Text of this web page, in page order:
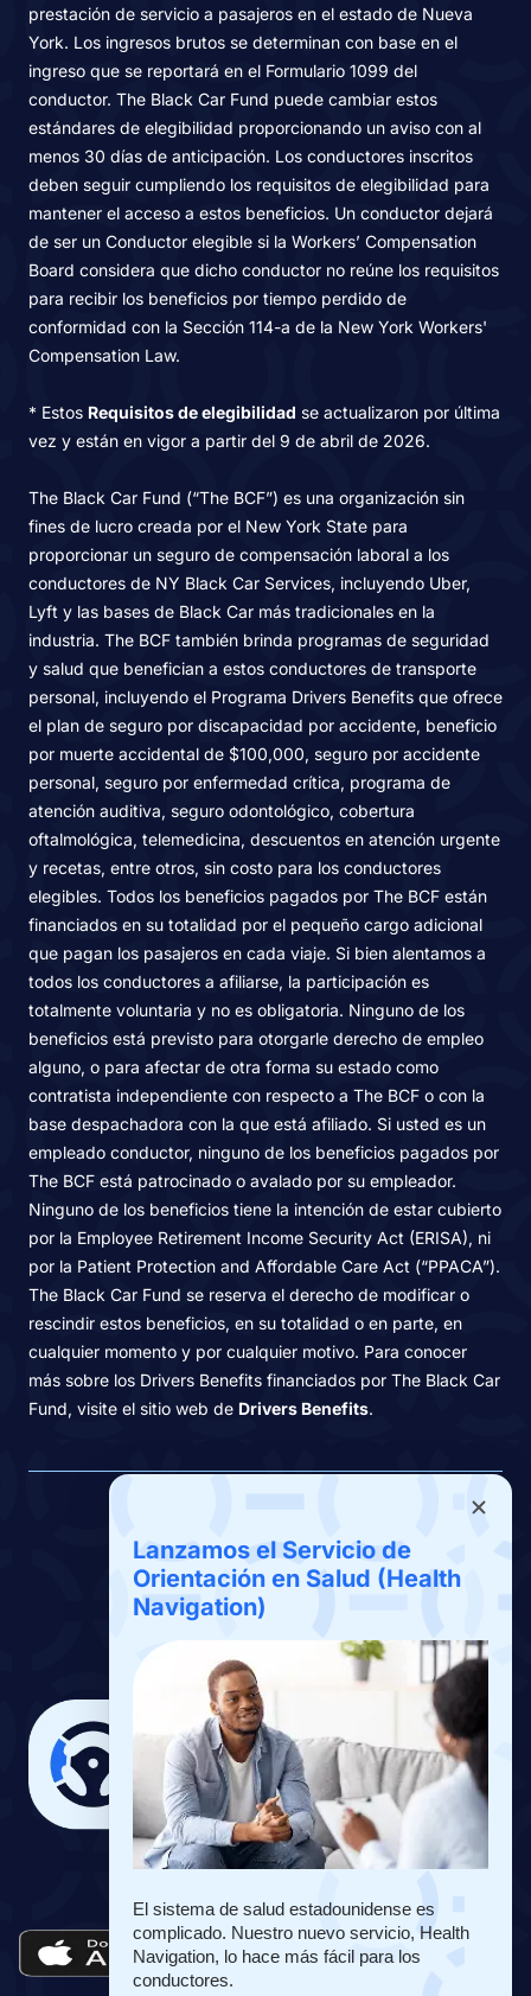
prestación de servicio a pasajeros en el estado de Nueva
York. Los ingresos brutos se determinan con base en el
ingreso que se reportará en el Formulario 1099 del
conductor. The Black Car Fund puede cambiar estos
estándares de elegibilidad proporcionando un aviso con al
menos 30 días de anticipación. Los conductores inscritos
deben seguir cumpliendo los requisitos de elegibilidad para
mantener el acceso a estos beneficios. Un conductor dejará
de ser un Conductor elegible si la Workers’ Compensation
Board considera que dicho conductor no reúne los requisitos
para recibir los beneficios por tiempo perdido de
conformidad con la Sección 114-a de la New York Workers'
Compensation Law.
* Estos Requisitos de elegibilidad se actualizaron por última
vez y están en vigor a partir del 9 de abril de 2026.
The Black Car Fund (“The BCF”) es una organización sin
fines de lucro creada por el New York State para
proporcionar un seguro de compensación laboral a los
conductores de NY Black Car Services, incluyendo Uber,
Lyft y las bases de Black Car más tradicionales en la
industria. The BCF también brinda programas de seguridad
y salud que benefician a estos conductores de transporte
personal, incluyendo el Programa Drivers Benefits que ofrece
el plan de seguro por discapacidad por accidente, beneficio
por muerte accidental de $100,000, seguro por accidente
personal, seguro por enfermedad crítica, programa de
atención auditiva, seguro odontológico, cobertura
oftalmológica, telemedicina, descuentos en atención urgente
y recetas, entre otros, sin costo para los conductores
elegibles. Todos los beneficios pagados por The BCF están
financiados en su totalidad por el pequeño cargo adicional
que pagan los pasajeros en cada viaje. Si bien alentamos a
todos los conductores a afiliarse, la participación es
totalmente voluntaria y no es obligatoria. Ninguno de los
beneficios está previsto para otorgarle derecho de empleo
alguno, o para afectar de otra forma su estado como
contratista independiente con respecto a The BCF o con la
base despachadora con la que está afiliado. Si usted es un
empleado conductor, ninguno de los beneficios pagados por
The BCF está patrocinado o avalado por su empleador.
Ninguno de los beneficios tiene la intención de estar cubierto
por la Employee Retirement Income Security Act (ERISA), ni
por la Patient Protection and Affordable Care Act (“PPACA”).
The Black Car Fund se reserva el derecho de modificar o
rescindir estos beneficios, en su totalidad o en parte, en
cualquier momento y por cualquier motivo. Para conocer
más sobre los Drivers Benefits financiados por The Black Car
Fund, visite el sitio web de Drivers Benefits.
Beneficios
Sobre Nosotros
Contáctenos
Lanzamos el Servicio de
Orientación en Salud (Health
Navigation)
El sistema de salud estadounidense es
complicado. Nuestro nuevo servicio, Health
Navigation, lo hace más fácil para los
conductores.